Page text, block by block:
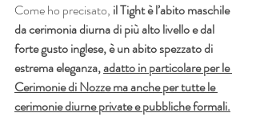
Come ho precisato, il Tight è l’abito maschile
da cerimonia diurna di più alto livello e dal
forte gusto inglese, è un abito spezzato di
estrema eleganza, adatto in particolare per le
Cerimonie di Nozze ma anche per tutte le
cerimonie diurne private e pubbliche formali.